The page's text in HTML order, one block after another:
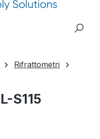
Rifrattometri
S115